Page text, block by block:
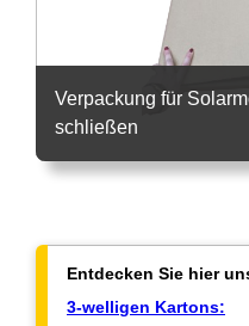
Verpackung für
schließen
Entdecken Sie hier
3-welligen Kartons: